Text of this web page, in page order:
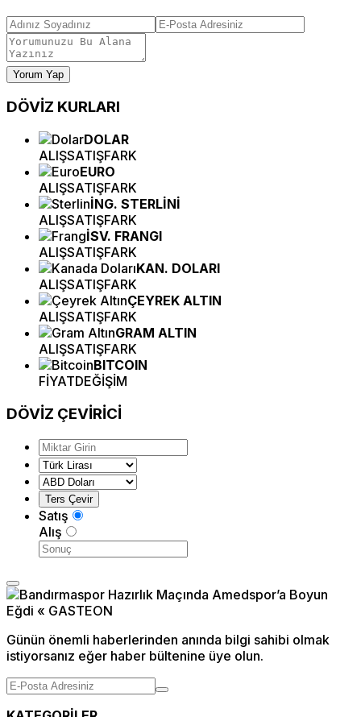
Yorum Yap
DÖVİZ KURLARI
DOLAR
ALIŞSATIŞFARK
EURO
ALIŞSATIŞFARK
İNG. STERLİNİ
ALIŞSATIŞFARK
İSV. FRANGI
ALIŞSATIŞFARK
KAN. DOLARI
ALIŞSATIŞFARK
ÇEYREK ALTIN
ALIŞSATIŞFARK
GRAM ALTIN
ALIŞSATIŞFARK
BITCOIN
FİYATDEĞİŞİM
DÖVİZ ÇEVİRİCİ
Satış
Alış
Günün önemli haberlerinden anında bilgi sahibi olmak
istiyorsanız eğer haber bültenine üye olun.